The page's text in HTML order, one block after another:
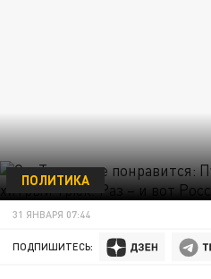
ПОЛИТИКА
31 ЯНВАРЯ 07:44
ПОДПИШИТЕСЬ: